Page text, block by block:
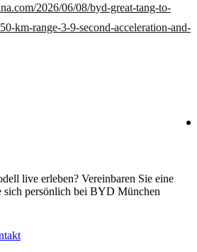
2026/06/08/byd-great-tang-to-
km-range-3-9-second-acceleration-and-
live erleben? Vereinbaren Sie eine
sich persönlich bei BYD München